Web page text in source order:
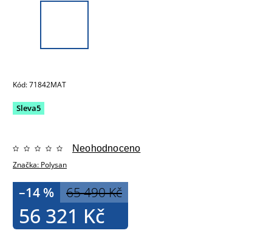
Kód:71842MAT
Sleva5
Značka: Polysan
Neohodnoceno
65 490 Kč
–14 %
56 321 Kč